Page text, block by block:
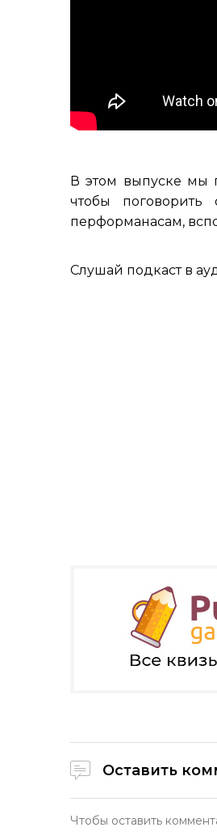
В этом выпуске мы
чтобы
перформанасам,
Слушай подкаст в
Оставить